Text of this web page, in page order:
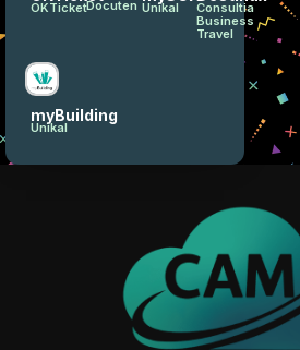
OKTicketDocuten Unikal
Consultia
Business
Travel
myBuilding
Unikal